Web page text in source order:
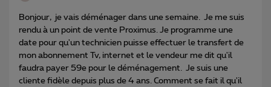
Bonjour, je vais déménager dans une semaine. Je me suis
rendu à un point de vente Proximus. Je programme une
date pour qu'un technicien puisse effectuer le transfert de
mon abonnement Tv, internet et le vendeur me dit qu'il
faudra payer 59e pour le déménagement. Je suis une
cliente fidèle depuis plus de 4 ans. Comment se fait il qu'il